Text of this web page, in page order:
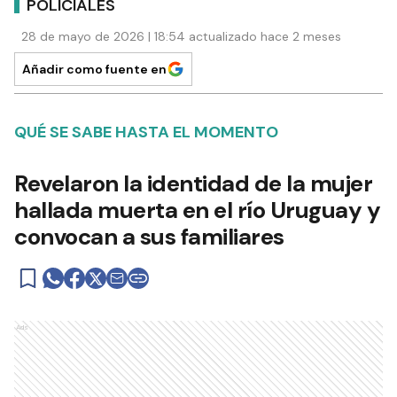
POLICIALES
28 de mayo de 2026 | 18:54 actualizado hace 2 meses
Añadir como fuente en
QUÉ SE SABE HASTA EL MOMENTO
Revelaron la identidad de la mujer
hallada muerta en el río Uruguay y
convocan a sus familiares
Ads